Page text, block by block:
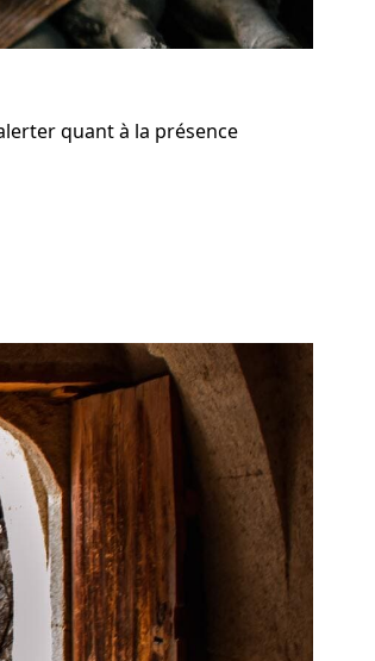
quant à la présence